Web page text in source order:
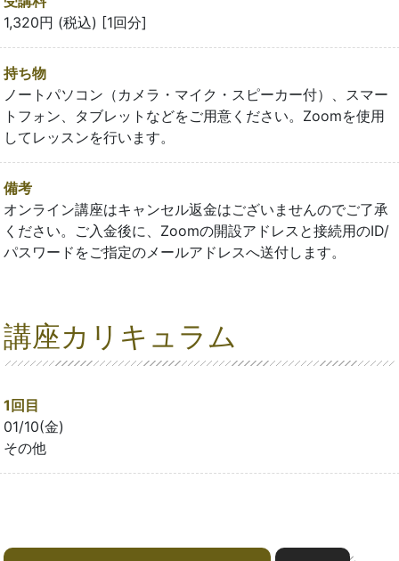
1,320円 (税込) [1回分]
持ち物
ノートパソコン（カメラ・マイク・スピーカー付）、スマー
トフォン、タブレットなどをご用意ください。Zoomを使用
してレッスンを行います。
備考
オンライン講座はキャンセル返金はございませんのでご了承
ください。ご入金後に、Zoomの開設アドレスと接続用のID/
パスワードをご指定のメールアドレスへ送付します。
講座カリキュラム
1回目
01/10(金)
その他